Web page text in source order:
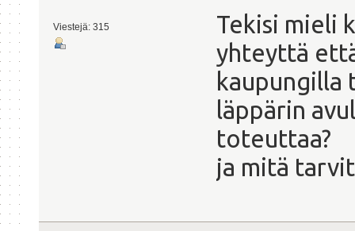
Viestejä: 315
Tekisi mieli
yhteyttä
kaupungilla
läppärin
toteuttaa?
ja mitä